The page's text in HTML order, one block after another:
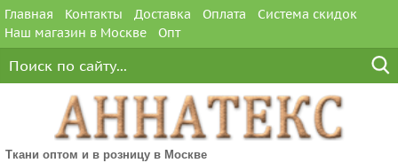
Главная Контакты Доставка Оплата
Система скидок
Наш магазин в Москве
Опт
Ткани оптом и в розницу в Москве